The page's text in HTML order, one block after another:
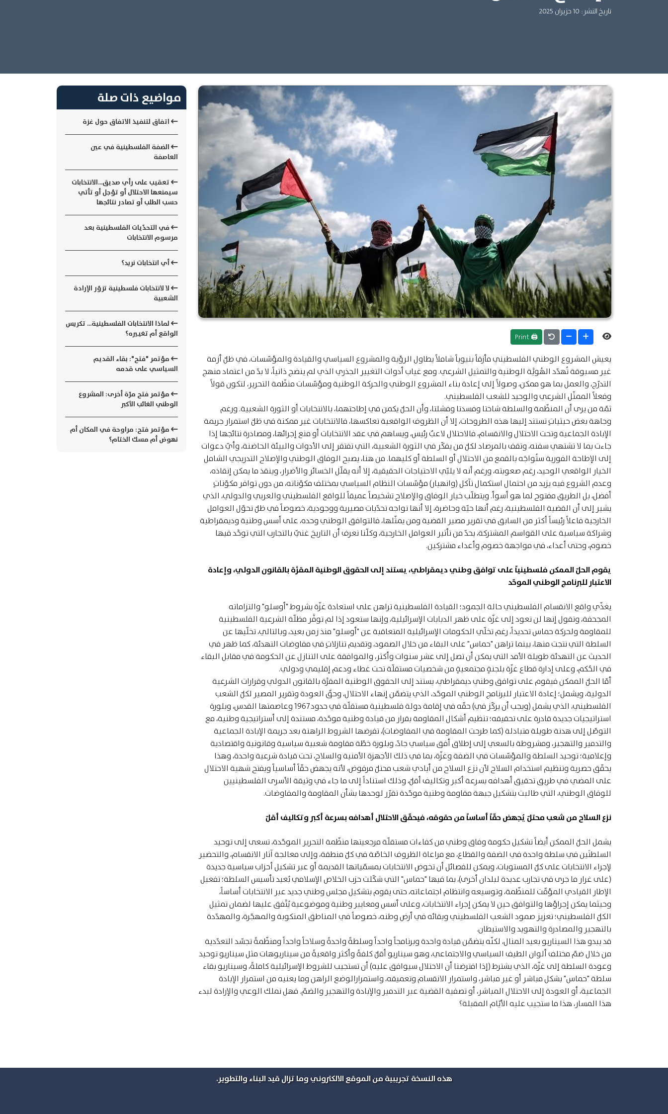
تاريخ النشر: 10 حزيران 2025
🖨 Print
يعيش المشروع الوطني الفلسطيني مأزقاً بنيوياً شاملاً يطاول الرؤية والمشروع السياسي والقيادة والمؤسّسات، في ظلّ أزمة
غير مسبوقة تُهدّد الهُويَّة الوطنية والتمثيل الشرعي. ومع غياب أدوات التغيير الجذري الذي لم ينضج ذاتياً، لا بدّ من اعتماد منهج
التدرّج، والعمل بما هو ممكن، وصولاً إلى إعادة بناء المشروع الوطني والحركة الوطنية ومؤسّسات منظّمة التحرير، لتكون قولاً
وفعلاً الممثّل الشرعي والوحيد للشعب الفلسطيني.
ثمّة من يرى أن المنظّمة والسلطة شاختا وفسدتا وفشلتا، وأن الحلّ يكمن في إطاحتهما، بالانتخابات أو الثورة الشعبية. ورغم
وجاهة بعض حيثياتٍ تستند إليها هذه الطروحات، إلا أن الظروف الواقعية تعاكسها، فالانتخابات غير ممكنة في ظلّ استمرار جريمة
الإبادة الجماعية وتحت الاحتلال والانقسام، فالاحتلال لاعبٌ رئيس، ويساهم في عقد الانتخابات أو منع إجرائها، ومصادرة نتائجها إذا
جاءت بما لا تشتهي سفنه، وتقف بالمرصاد لكلّ من يفكّر في الثورة الشعبية، التي تفتقر إلى الأدوات والبيئة الحاضنة، وأيّ دعوات
إلى الإطاحة الفورية ستُواجَه بالقمع من الاحتلال أو السلطة أو كليهما. من هنا، يصبح الوفاق الوطني والإصلاح التدريجي الشامل
الخيار الواقعي الوحيد، رغم صعوبته، ورغم أنه لا يلبّي الاحتياجات الحقيقية، إلا أنه يقلّل الخسائر والأضرار، وينقذ ما يمكن إنقاذه،
وعدم الشروع فيه يزيد من احتمال استكمال تآكل (وانهيار) مؤسّسات النظام السياسي بمختلف مكوّناته، من دون توافر مكوّناتٍ
أفضل، بل الطريق مفتوح لما هو أسوأ. ويتطلّب خيار الوفاق والإصلاح تشخيصاً عميقاً للواقع الفلسطيني والعربي والدولي، الذي
يشير إلى أن القضية الفلسطينية، رغم أنها حيّة وحاضرة، إلا أنها تواجه تحدّيات مصيرية ووجودية، خصوصاً في ظلّ تحوّل العوامل
الخارجية فاعلاً رئيساً أكثر من السابق في تقرير مصير القضية ومن يمثّلها، فالتوافق الوطني وحده، على أسس وطنية وديمقراطية
وشراكة سياسية على القواسم المشتركة، يحدّ من تأثير العوامل الخارجية، وكلّنا نعرف أن التاريخ غنيّ بالتجارب التي توحَّد فيها
خصوم، وحتى أعداء، في مواجهة خصوم وأعداء مشتركين.
يقوم الحلّ الممكن فلسطينياً على توافق وطني ديمقراطي، يستند إلى الحقوق الوطنية المقرَّة بالقانون الدولي، وإعادة
الاعتبار للبرنامج الوطني الموحّد
يغذّي واقع الانقسام الفلسطيني حالة الجمود؛ القيادة الفلسطينية تراهن على استعادة غزّة بشروط "أوسلو" والتزاماته
المجحفة، وتقول إنها لن تعود إلى غزّة على ظهر الدبابات الإسرائيلية، وإنها ستعود إذا لم توفَّر مظلّة الشرعية الفلسطينية
للمقاومة ولحركة حماس تحديداً، رغم تخلّي الحكومات الإسرائيلية المتعاقبة عن "أوسلو" منذ زمن بعيد، وبالتالي، تخلّيها عن
السلطة التي نتجت منها، بينما تراهن "حماس" على البقاء من خلال الصمود، وتقديم تنازلاتٍ في مفاوضات التهدئة، كما ظهر في
الحديث عن التهدئة طويلة الأمد التي يمكن أن تصل إلى عشر سنوات وأكثر، والموافقة على التنازل عن الحكومة في مقابل البقاء
في الحُكم، وعلى إدارة قطاع غزّة بلجنةٍ مجتمعيةٍ من شخصيات مستقلّة تحت غطاء ودعم إقليمي ودولي.
أمّا الحلّ الممكن فيقوم على توافق وطني ديمقراطي، يستند إلى الحقوق الوطنية المقرَّة بالقانون الدولي وقرارات الشرعية
الدولية، ويشمل؛ إعادة الاعتبار للبرنامج الوطني الموحّد، الذي يتضمّن إنهاء الاحتلال، وحقّ العودة وتقرير المصير لكلّ الشعب
الفلسطيني، الذي يشمل (ويجب أن يركّز في) حقّه في إقامة دولة فلسطينية مستقلّة في حدود 1967 وعاصمتها القدس، وبلورة
استراتيجيات جديدة قادرة على تحقيقه؛ تنظيم أشكال المقاومة بقرار من قيادة وطنية موحّدة، مستندة إلى أستراتيجية وطنية، مع
التوصّل إلى هدنة طويلة متبادلة (كما طرحت المقاومة في المفاوضات)، تفرضها الشروط الراهنة بعد جريمة الإبادة الجماعية
والتدمير والتهجير، ومشروطة بالسعي إلى إطلاق أفق سياسي جادّ، وبلورة خطّة مقاومة شعبية سياسية وقانونية واقتصادية
وإعلامية؛ توحيد السلطة والمؤسّسات في الضفة وغزّة، بما في ذلك الأجهزة الأمنية والسلاح، تحت قيادة شرعية واحدة، وهذا
يحقّق حصرية وتنظيم استخدام السلاح لأن نزع السلاح من أيادي شعب محتلّ مرفوض، لأنه يجهض حقّاً أساسياً ويفتح شهية الاحتلال
على المضي في طريق تحقيق أهدافه بسرعة أكبر وتكاليف أقلّ، وذلك استناداً إلى ما جاء في وثيقة الأسرى الفلسطينيين
للوفاق الوطني، التي طالبت بتشكيل جبهة مقاومة وطنية موحّدة تقرّر لوحدها بشأن المقاومة والمفاوضات.
نزع السلاح من شعب محتلّ يُجهض حقّاً أساساً من حقوقه، فيحقّق الاحتلال أهدافه بسرعة أكبر وتكاليف أقلّ
يشمل الحلّ الممكن أيضاً تشكيل حكومة وفاق وطني من كفاءات مستقلّة مرجعيتها منظّمة التحرير الموحّدة، تسعى إلى توحيد
السلطتَين في سلطة واحدة في الضفة والقطاع، مع مراعاة الظروف الخاصّة في كلّ منطقة، وإلى معالجة آثار الانقسام، والتحضير
لإجراء الانتخابات على كلّ المستويات، ويمكن للفصائل أن تخوض الانتخابات بمسمّياتها القديمة أو عبر تشكيل أحزاب سياسية جديدة
(على غرار ما جرى في تجارب عديدة لبلدان أخرى)، بما فيها "حماس" التي شكّلت حزب الخلاص الإسلامي بُعيد تأسيس السلطة؛ تفعيل
الإطار القيادي المؤقّت للمنظّمة، وتوسيعه وانتظام اجتماعاته، حتى يقوم بتشكيل مجلس وطني جديد عبر الانتخابات أساساً،
وحيثما يمكن إجراؤها والتوافق حين لا يمكن إجراء الانتخابات، وعلى أسس ومعايير وطنية وموضوعية يُتَّفق عليها لضمان تمثيل
الكلّ الفلسطيني؛ تعزيز صمود الشعب الفلسطيني وبقائه في أرض وطنه، خصوصاً في المناطق المنكوبة والمهجّرة، والمهدّدة
بالتهجير والمصادرة والتهويد والاستيطان.
قد يبدو هذا السيناريو بعيد المنال، لكنّه يتضمّن قيادة واحدة وبرنامجاً واحداً وسلطةً واحدةً وسلاحاً واحداً ومنظّمةً تجسّد التعدّدية
من خلال ضمّ مختلف ألوان الطيف السياسي والاجتماعي، وهو سيناريو أقلّ كلفةً وأكثر واقعيةً من سيناريوهات مثل سيناريو توحيد
وعودة السلطة إلى غزّة، الذي يشترط (إذا افترضنا أن الاحتلال سيوافق عليه) أن تستجيب للشروط الإسرائيلية كاملةً، وسيناريو بقاء
سلطة "حماس" بشكل مباشر أو غير مباشر، واستمرار الانقسام وتعميقه، واستمرارالوضع الراهن وما يعنيه من استمرار الإبادة
الجماعية، أو العودة إلى الاحتلال المباشر، أو تصفية القضية عبر التدمير والإبادة والتهجير والضمّ. فهل نملك الوعي والإرادة لبدء
هذا المسار، هذا ما ستجيب عليه الأيّام المقبلة؟
مواضيع ذات صلة
اتفاق لتنفيذ الاتفاق حول غزة
الضفة الفلسطينية في عين
العاصفة
تعقيب على رأي صديق...الانتخابات
سيمنعها الاحتلال أو تؤجل أو تأتي
حسب الطلب أو تصادر نتائجها
في التحدّيات الفلسطينية بعد
مرسوم الانتخابات
أي انتخابات نريد؟
لا لانتخابات فلسطينية تزوّر الإرادة
الشعبية
لماذا الانتخابات الفلسطينية... تكريس
الواقع أم تغييره؟
مؤتمر "فتح": بقاء القديم
السياسي على قدمه
مؤتمر فتح مرّة أخرى: المشروع
الوطني الغائب الأكبر
مؤتمر فتح: مراوحة في المكان أم
نهوض أم مسك الختام؟
هذه النسخة تجريبية من الموقع الالكتروني وما تزال قيد البناء والتطوير.